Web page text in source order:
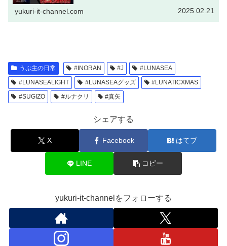
yukuri-it-channel.com 2025.02.21
うぷ主の日常 #INORAN #J
#LUNASEA
#LUNASEALIGHT
#LUNASEAグッズ
#LUNATICXMAS
#SUGIZO
#ルナクリ #真矢
シェアする
X Facebook はてブ
LINE コピー
yukuri-it-channelをフォローする